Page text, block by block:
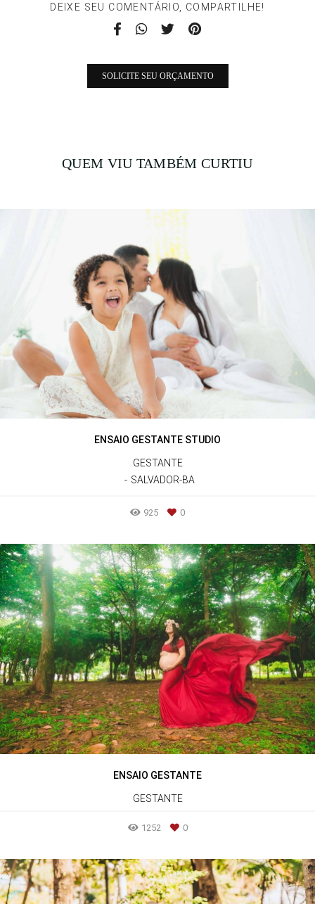
DEIXE SEU COMENTÁRIO, COMPARTILHE!
SOLICITE SEU ORÇAMENTO
QUEM VIU TAMBÉM CURTIU
ENSAIO GESTANTE STUDIO
GESTANTE
SALVADOR-BA
925 0
ENSAIO GESTANTE
GESTANTE
1252 0